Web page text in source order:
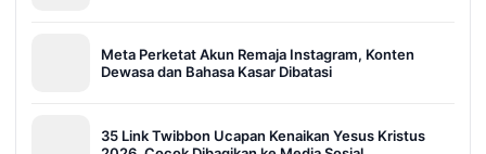
Meta Perketat Akun Remaja Instagram, Konten
Dewasa dan Bahasa Kasar Dibatasi
35 Link Twibbon Ucapan Kenaikan Yesus Kristus